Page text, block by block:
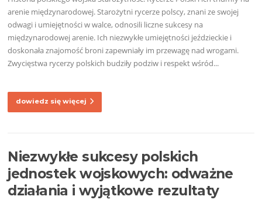
arenie międzynarodowej. Starożytni rycerze polscy, znani ze swojej
odwagi i umiejętności w walce, odnosili liczne sukcesy na
międzynarodowej arenie. Ich niezwykłe umiejętności jeździeckie i
doskonała znajomość broni zapewniały im przewagę nad wrogami.
Zwycięstwa rycerzy polskich budziły podziw i respekt wśród...
dowiedz się więcej
Niezwykłe sukcesy polskich
jednostek wojskowych: odważne
działania i wyjątkowe rezultaty